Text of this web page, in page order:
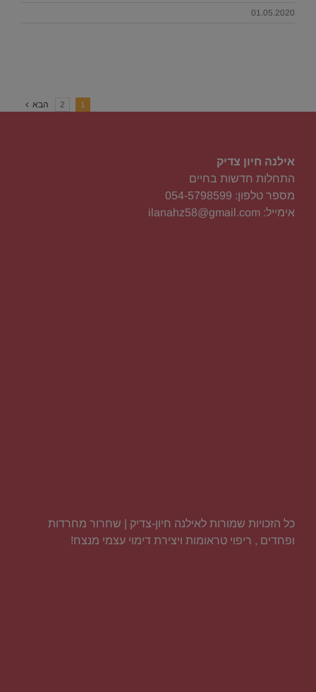
01.05.2020
1
2 הבא
אילנה חיון צדיק
התחלות חדשות בחיים
מספר טלפון: 054-5798599
אימייל: ilanahz58@gmail.com
כל הזכויות שמורות לאילנה חיון-צדיק | שחרור מחרדות
ופחדים , ריפוי טראומות ויצירת דימוי עצמי מנצח!